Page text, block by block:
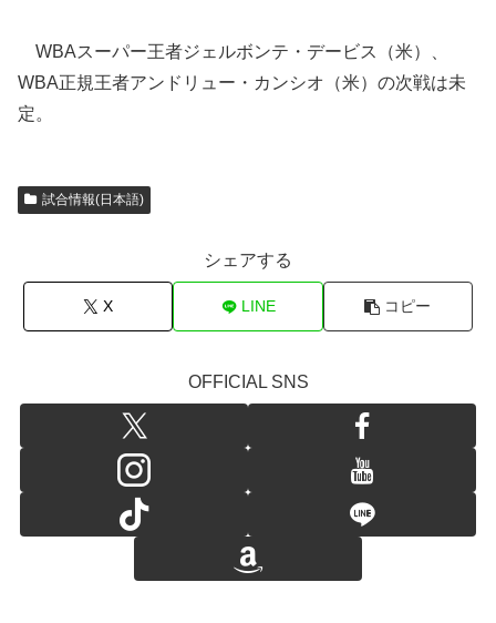
WBAスーパー王者ジェルボンテ・デービス（米）、
WBA正規王者アンドリュー・カンシオ（米）の次戦は未
定。
試合情報(日本語)
シェアする
X LINE コピー
OFFICIAL SNS